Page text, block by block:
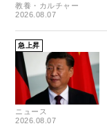
教養・カルチャー
2026.08.07
急上昇
ニュース
2026.08.07